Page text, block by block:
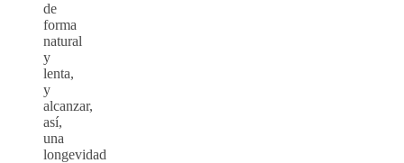
de
forma
natural
y
lenta,
y
alcanzar,
así,
una
longevidad